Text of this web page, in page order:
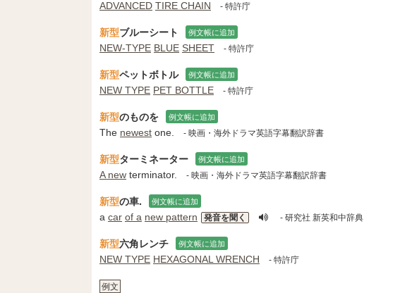
ADVANCED TIRE CHAIN - 特許庁
新型ブルーシート 例文帳に追加
NEW-TYPE BLUE SHEET - 特許庁
新型ペットボトル 例文帳に追加
NEW TYPE PET BOTTLE - 特許庁
新型のものを 例文帳に追加
The newest one. - 映画・海外ドラマ英語字幕翻訳辞書
新型ターミネーター 例文帳に追加
A new terminator. - 映画・海外ドラマ英語字幕翻訳辞書
新型の車. 例文帳に追加
a car of a new pattern 発音を聞く - 研究社 新英和中辞典
新型六角レンチ 例文帳に追加
NEW TYPE HEXAGONAL WRENCH - 特許庁
例文